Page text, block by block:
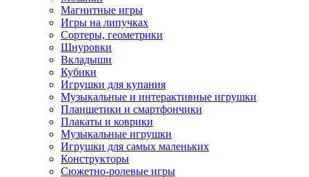
Магнитные игры
Игры на липучках
Сортеры, геометрики
Шнуровки
Вкладыши
Кубики
Игрушки для купания
Музыкальные и интерактивные игрушки
Планшетики и смартфончики
Плакаты и коврики
Музыкальные игрушки
Игрушки для самых маленьких
Конструкторы
Сюжетно-ролевые игры